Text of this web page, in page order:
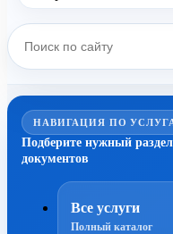
НАВИГАЦИЯ ПО
Подберите нужный
документов
Все услуги
Полный каталог